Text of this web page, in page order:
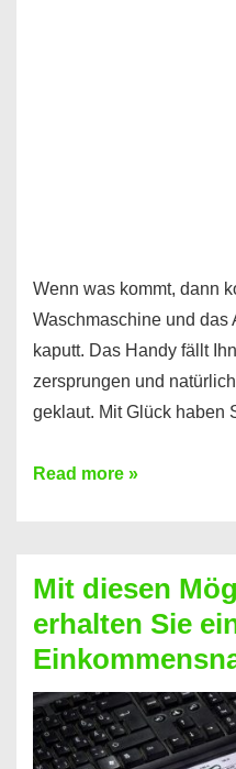
Wenn was kommt, dann
Waschmaschine und das
kaputt. Das Handy fällt
zersprungen und
geklaut. Mit Glück haben
Ferratum
für
schnelle
Durchstarter
Read more »
Mit diesen
erhalten Sie